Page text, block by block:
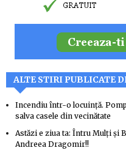
ALTE STIRI PUBLICATE
Incendiu într-o locuință.
salva casele din vecinătate
Astăzi e ziua ta: Întru Mulți și
Andreea Dragomir!!